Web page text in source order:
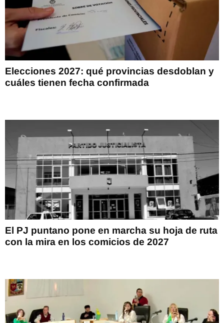
Elecciones 2027: qué provincias desdoblan y
cuáles tienen fecha confirmada
El PJ puntano pone en marcha su hoja de ruta
con la mira en los comicios de 2027